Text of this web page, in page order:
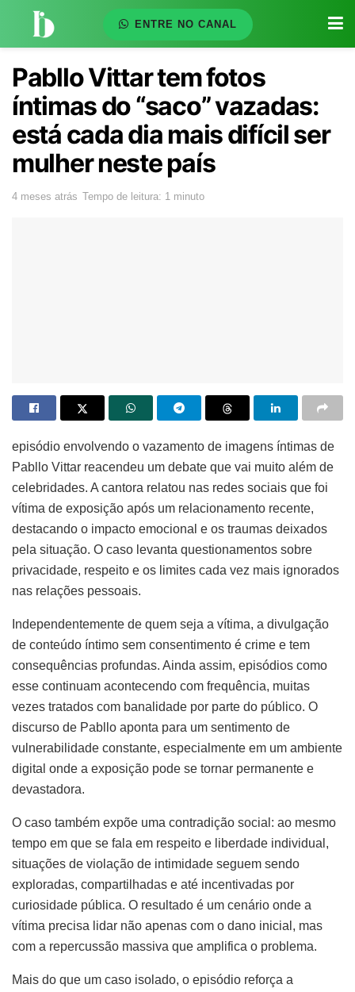
ENTRE NO CANAL
Pabllo Vittar tem fotos
íntimas do “saco” vazadas:
está cada dia mais difícil ser
mulher neste país
4 meses atrás Tempo de leitura: 1 minuto
episódio envolvendo o vazamento de imagens íntimas de
Pabllo Vittar reacendeu um debate que vai muito além de
celebridades. A cantora relatou nas redes sociais que foi
vítima de exposição após um relacionamento recente,
destacando o impacto emocional e os traumas deixados
pela situação. O caso levanta questionamentos sobre
privacidade, respeito e os limites cada vez mais ignorados
nas relações pessoais.
Independentemente de quem seja a vítima, a divulgação
de conteúdo íntimo sem consentimento é crime e tem
consequências profundas. Ainda assim, episódios como
esse continuam acontecendo com frequência, muitas
vezes tratados com banalidade por parte do público. O
discurso de Pabllo aponta para um sentimento de
vulnerabilidade constante, especialmente em um ambiente
digital onde a exposição pode se tornar permanente e
devastadora.
O caso também expõe uma contradição social: ao mesmo
tempo em que se fala em respeito e liberdade individual,
situações de violação de intimidade seguem sendo
exploradas, compartilhadas e até incentivadas por
curiosidade pública. O resultado é um cenário onde a
vítima precisa lidar não apenas com o dano inicial, mas
com a repercussão massiva que amplifica o problema.
Mais do que um caso isolado, o episódio reforça a